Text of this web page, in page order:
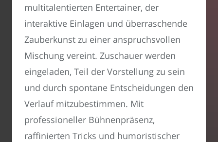
multitalentierten Entertainer, der
interaktive Einlagen und überraschende
Zauberkunst zu einer anspruchsvollen
Mischung vereint. Zuschauer werden
eingeladen, Teil der Vorstellung zu sein
und durch spontane Entscheidungen den
Verlauf mitzubestimmen. Mit
professioneller Bühnenpräsenz,
raffinierten Tricks und humoristischer